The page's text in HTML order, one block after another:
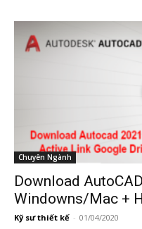
Chuyên Ngành
Download
Windowns/Mac +
Kỹ sư thiết kế - 01/04/2020